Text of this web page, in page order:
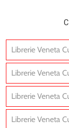
Librerie Veneta
Librerie Veneta
Librerie Veneta
Librerie Veneta